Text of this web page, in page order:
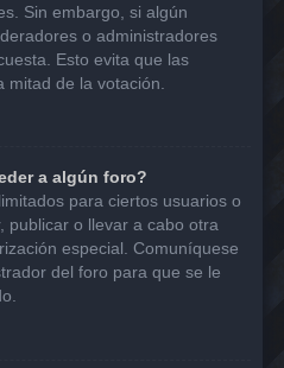
Sin embargo, si algún
o administradores
Esto evita que las
de la votación.
a algún foro?
para ciertos usuarios o
publicar o llevar a cabo otra
especial. Comuníquese
del foro para que se le